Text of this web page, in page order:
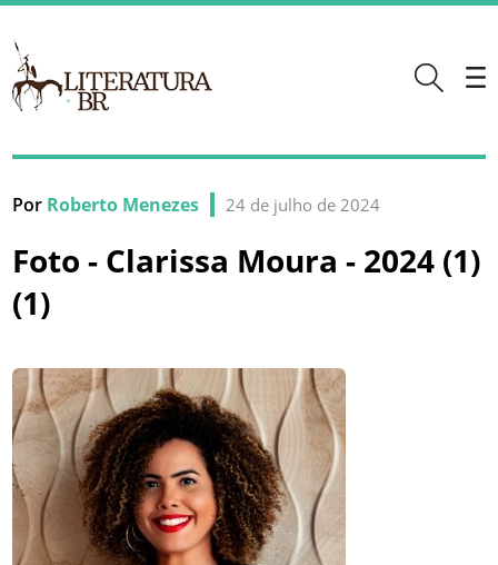
Por Roberto Menezes 24 de julho de 2024
Foto - Clarissa Moura - 2024 (1)
(1)